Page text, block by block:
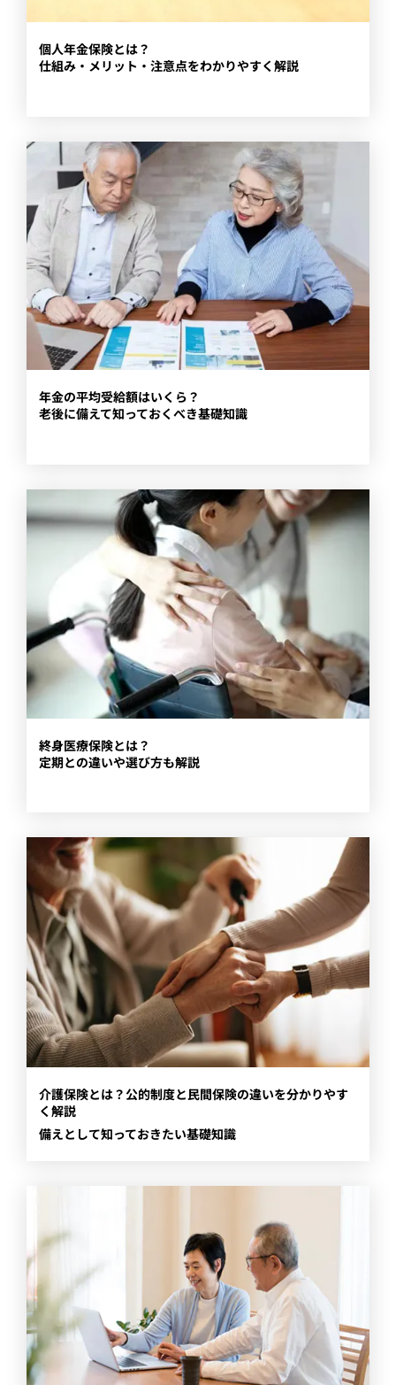
個人年金保険とは？
仕組み・メリット・注意点をわかりやすく解説
年金の平均受給額はいくら？
老後に備えて知っておくべき基礎知識
終身医療保険とは？
定期との違いや選び方も解説
​介護保険とは？公的制度と民間保険の違いを分かりやす
く解説
備えとして知っておきたい基礎知識